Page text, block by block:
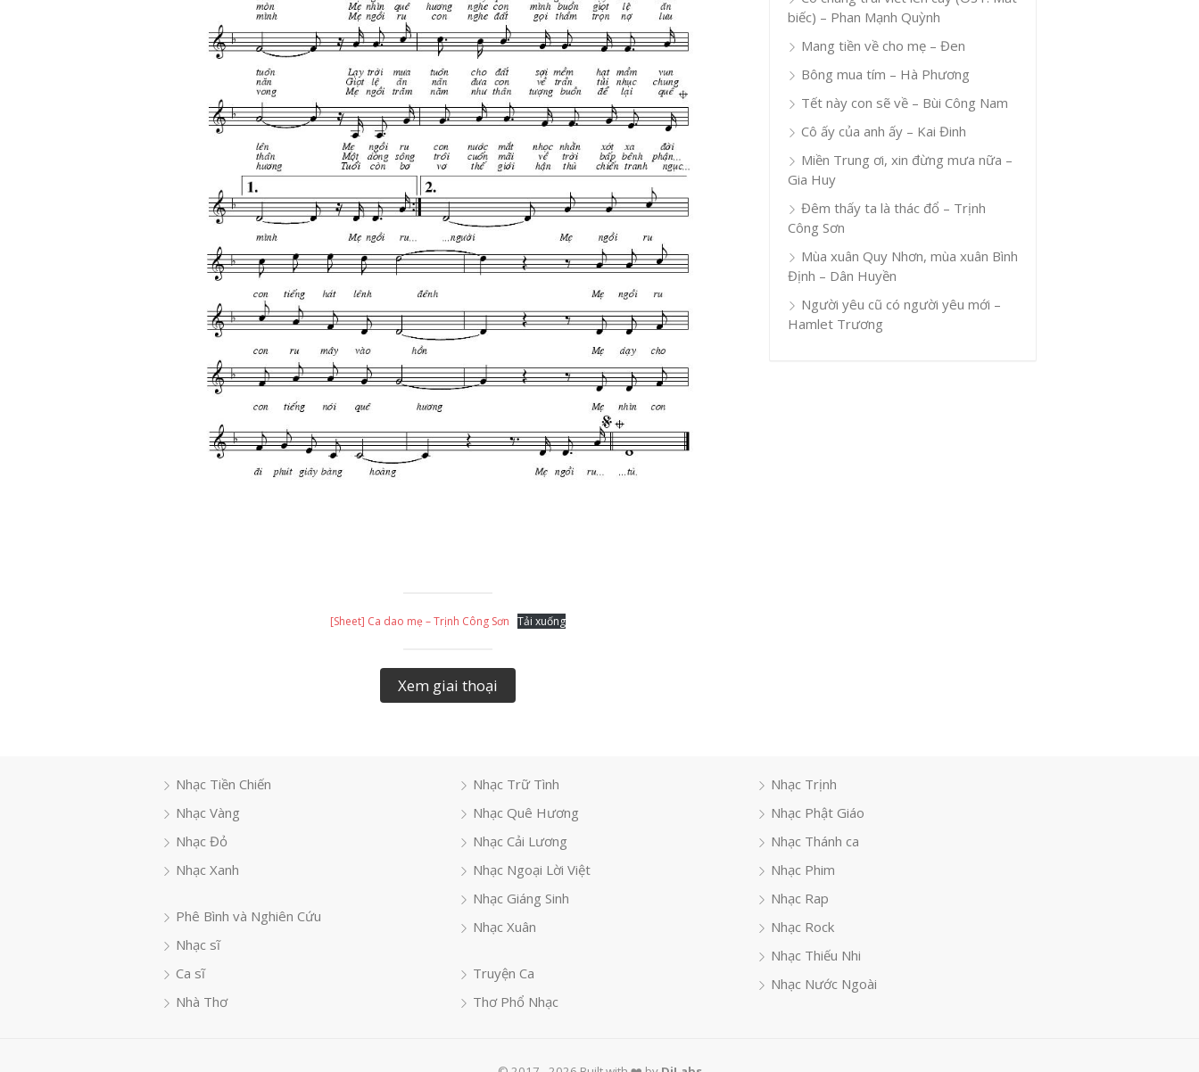
[Sheet] Ca dao mẹ – Trịnh Công Sơn Tải xuống
Xem giai thoại
biếc) – Phan Mạnh Quỳnh
Mang tiền về cho mẹ – Đen
Bông mua tím – Hà Phương
Tết này con sẽ về – Bùi Công Nam
Cô ấy của anh ấy – Kai Đinh
Miền Trung ơi, xin đừng mưa nữa –
Gia Huy
Đêm thấy ta là thác đổ – Trịnh
Công Sơn
Mùa xuân Quy Nhơn, mùa xuân Bình
Định – Dân Huyền
Người yêu cũ có người yêu mới –
Hamlet Trương
Nhạc Tiền Chiến
Nhạc Vàng
Nhạc Đỏ
Nhạc Xanh
Phê Bình và Nghiên Cứu
Nhạc sĩ
Ca sĩ
Nhà Thơ
Nhạc Trữ Tình
Nhạc Quê Hương
Nhạc Cải Lương
Nhạc Ngoại Lời Việt
Nhạc Giáng Sinh
Nhạc Xuân
Truyện Ca
Thơ Phổ Nhạc
Nhạc Trịnh
Nhạc Phật Giáo
Nhạc Thánh ca
Nhạc Phim
Nhạc Rap
Nhạc Rock
Nhạc Thiếu Nhi
Nhạc Nước Ngoài